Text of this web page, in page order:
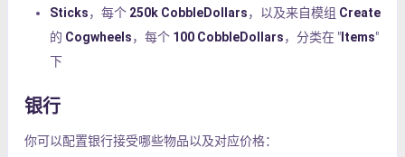
Sticks，每个 250k CobbleDollars，以及来自模组 Create
的 Cogwheels，每个 100 CobbleDollars，分类在 "Items"
下
银行
你可以配置银行接受哪些物品以及对应价格：